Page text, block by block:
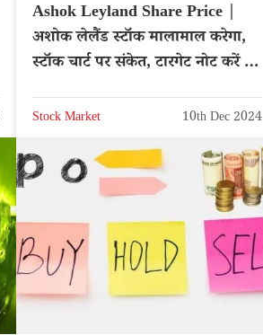
Ashok Leyland Share Price |
अशोक लेलैंड स्टॉक मालामाल करेगा,
स्टॉक चार्ट पर संकेत, टारगेट नोट करें –
Stock Market 10th Dec 2024